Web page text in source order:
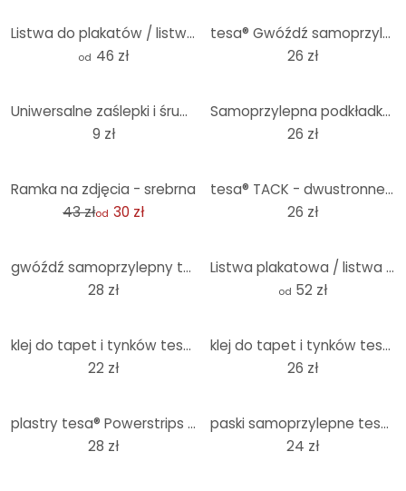
Listwa do plakatów / listwa do obrazów - czarna
od 46 zł
tesa® Gwóźdź samoprzylepny do płócien 2kg 2szt, tapeta i tynk
26 zł
Uniwersalne zaślepki i śruby 6 x 30 - zestaw 4 sztuk
9 zł
Samoprzylepna podkładka dystansowa (5 sztuk)
26 zł
Ramka na zdjęcia - srebrna
43 złod 30 zł
tesa® TACK - dwustronne płatki samoprzylepne 72 szt.
26 zł
gwóźdź samoprzylepny tesa® do tapet i tynku 2x2kg
28 zł
Listwa plakatowa / listwa obrazkowa - biała
od 52 zł
klej do tapet i tynków tesa® 2x1kg
22 zł
klej do tapet i tynków tesa® 2x2kg
26 zł
plastry tesa® Powerstrips CLICK 4x2 M
28 zł
paski samoprzylepne tesa® do tapet i tynków, 1 kg
24 zł